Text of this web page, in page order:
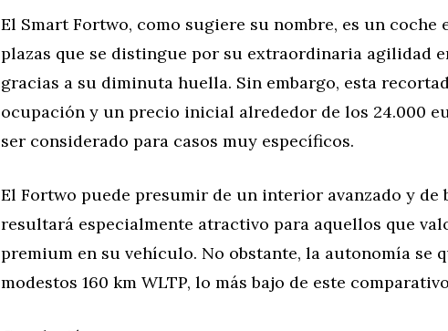
El Smart Fortwo, como sugiere su nombre, es un coche
plazas que se distingue por su extraordinaria agilidad
gracias a su diminuta huella. Sin embargo, esta
ocupación y un precio inicial alrededor de los 24.000
ser considerado para casos muy específicos.
El Fortwo puede presumir de un interior avanzado y de
resultará especialmente atractivo para aquellos que
premium en su vehículo. No obstante, la autonomía se
modestos 160 km WLTP, lo más bajo de este